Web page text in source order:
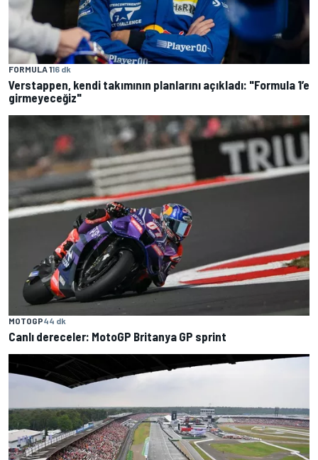
FORMULA 116 dk
Verstappen, kendi takımının planlarını açıkladı: "Formula 1’e
girmeyeceğiz"
MOTOGP44 dk
Canlı dereceler: MotoGP Britanya GP sprint